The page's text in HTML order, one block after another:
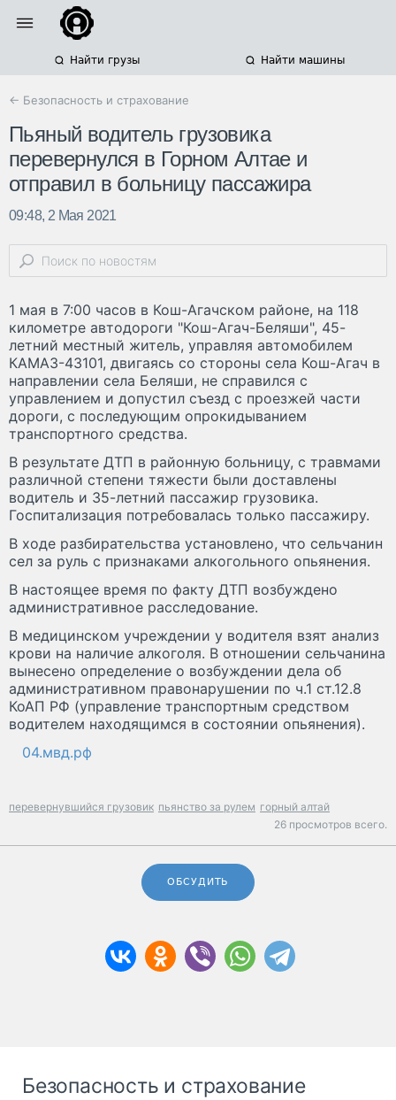
Найти грузы Найти машины
← Безопасность и страхование
Пьяный водитель грузовика
перевернулся в Горном Алтае и
отправил в больницу пассажира
09:48, 2 Мая 2021
1 мая в 7:00 часов в Кош-Агачском районе, на 118
километре автодороги "Кош-Агач-Беляши", 45-
летний местный житель, управляя автомобилем
КАМАЗ-43101, двигаясь со стороны села Кош-Агач в
направлении села Беляши, не справился с
управлением и допустил съезд с проезжей части
дороги, с последующим опрокидыванием
транспортного средства.
В результате ДТП в районную больницу, с травмами
различной степени тяжести были доставлены
водитель и 35-летний пассажир грузовика.
Госпитализация потребовалась только пассажиру.
В ходе разбирательства установлено, что сельчанин
сел за руль с признаками алкогольного опьянения.
В настоящее время по факту ДТП возбуждено
административное расследование.
В медицинском учреждении у водителя взят анализ
крови на наличие алкоголя. В отношении сельчанина
вынесено определение о возбуждении дела об
административном правонарушении по ч.1 ст.12.8
КоАП РФ (управление транспортным средством
водителем находящимся в состоянии опьянения).
04.мвд.рф
перевернувшийся грузовик пьянство за рулем горный алтай
26 просмотров всего.
ОБСУДИТЬ
Безопасность и страхование